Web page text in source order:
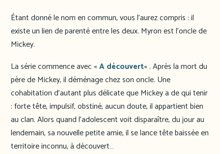
Étant donné le nom en commun, vous l’aurez compris : il
existe un lien de parenté entre les deux. Myron est l’oncle de
Mickey.
La série commence avec «A découvert« . Après la mort du
père de Mickey, il déménage chez son oncle. Une
cohabitation d’autant plus délicate que Mickey a de qui tenir
: forte tête, impulsif, obstiné, aucun doute, il appartient bien
au clan. Alors quand l’adolescent voit disparaître, du jour au
lendemain, sa nouvelle petite amie, il se lance tête baissée en
territoire inconnu, à découvert…